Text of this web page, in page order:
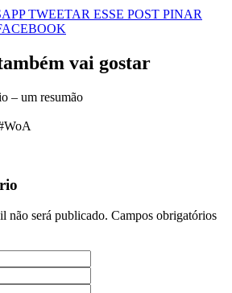
TWEETAR ESSE POST PINAR
vai gostar
– um resumão
não será publicado. Campos obrigatórios